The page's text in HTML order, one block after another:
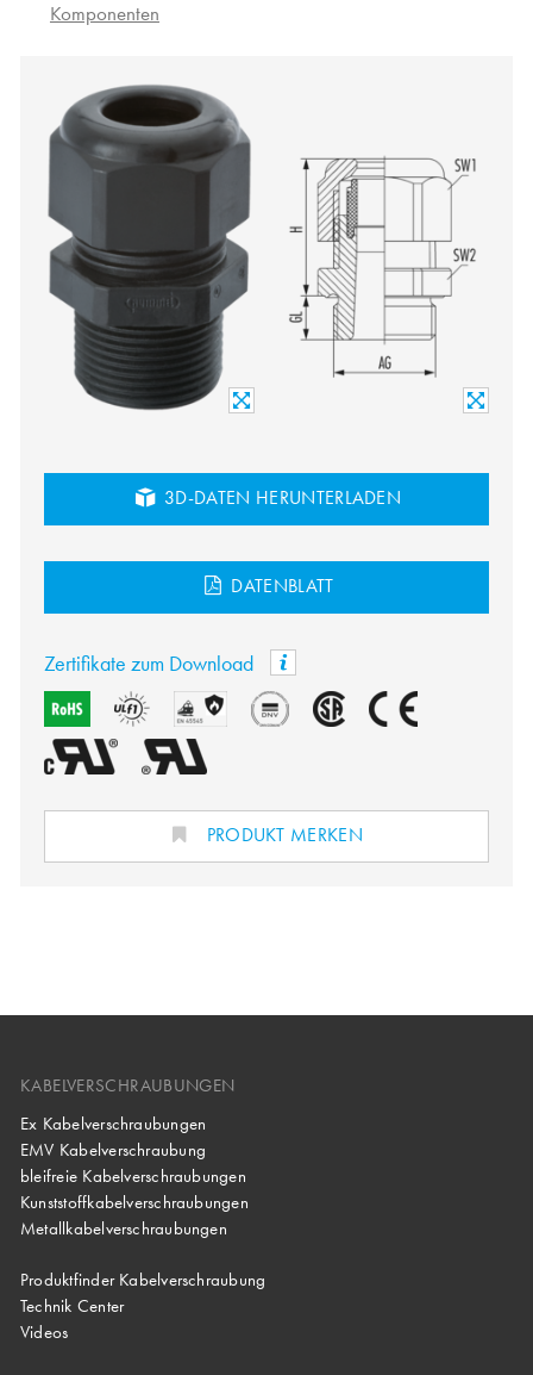
Komponenten
3D-DATEN HERUNTERLADEN
DATENBLATT
Zertifikate zum Download
PRODUKT MERKEN
KABELVERSCHRAUBUNGEN
Ex Kabelverschraubungen
EMV Kabelverschraubung
bleifreie Kabelverschraubungen
Kunststoffkabelverschraubungen
Metallkabelverschraubungen
Produktfinder Kabelverschraubung
Technik Center
Videos